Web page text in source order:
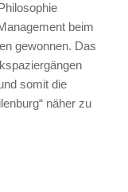
beim
gewonnen. Das
somit die
näher zu